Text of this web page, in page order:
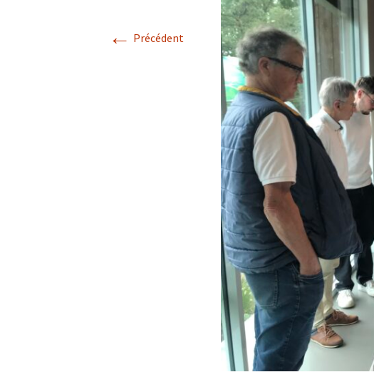
Conférences
← Précédent